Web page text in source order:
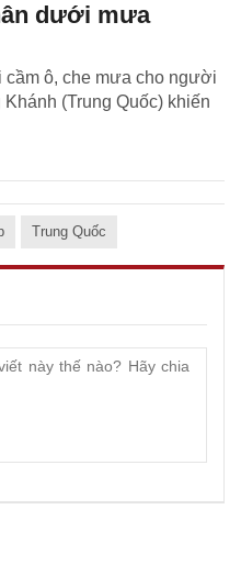
dưới mưa
ô, che mưa cho người
(Trung Quốc) khiến
Trung Quốc